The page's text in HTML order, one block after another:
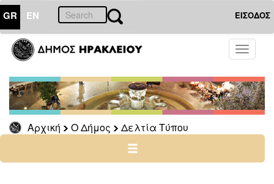
GR EN ΕΙΣΟΔΟΣ
Toggle
Αρχική Ο Δήμος Δελτία Τύπου
ΔΗΜΟΣ
Δελτία
Τύπου
Αρχείο